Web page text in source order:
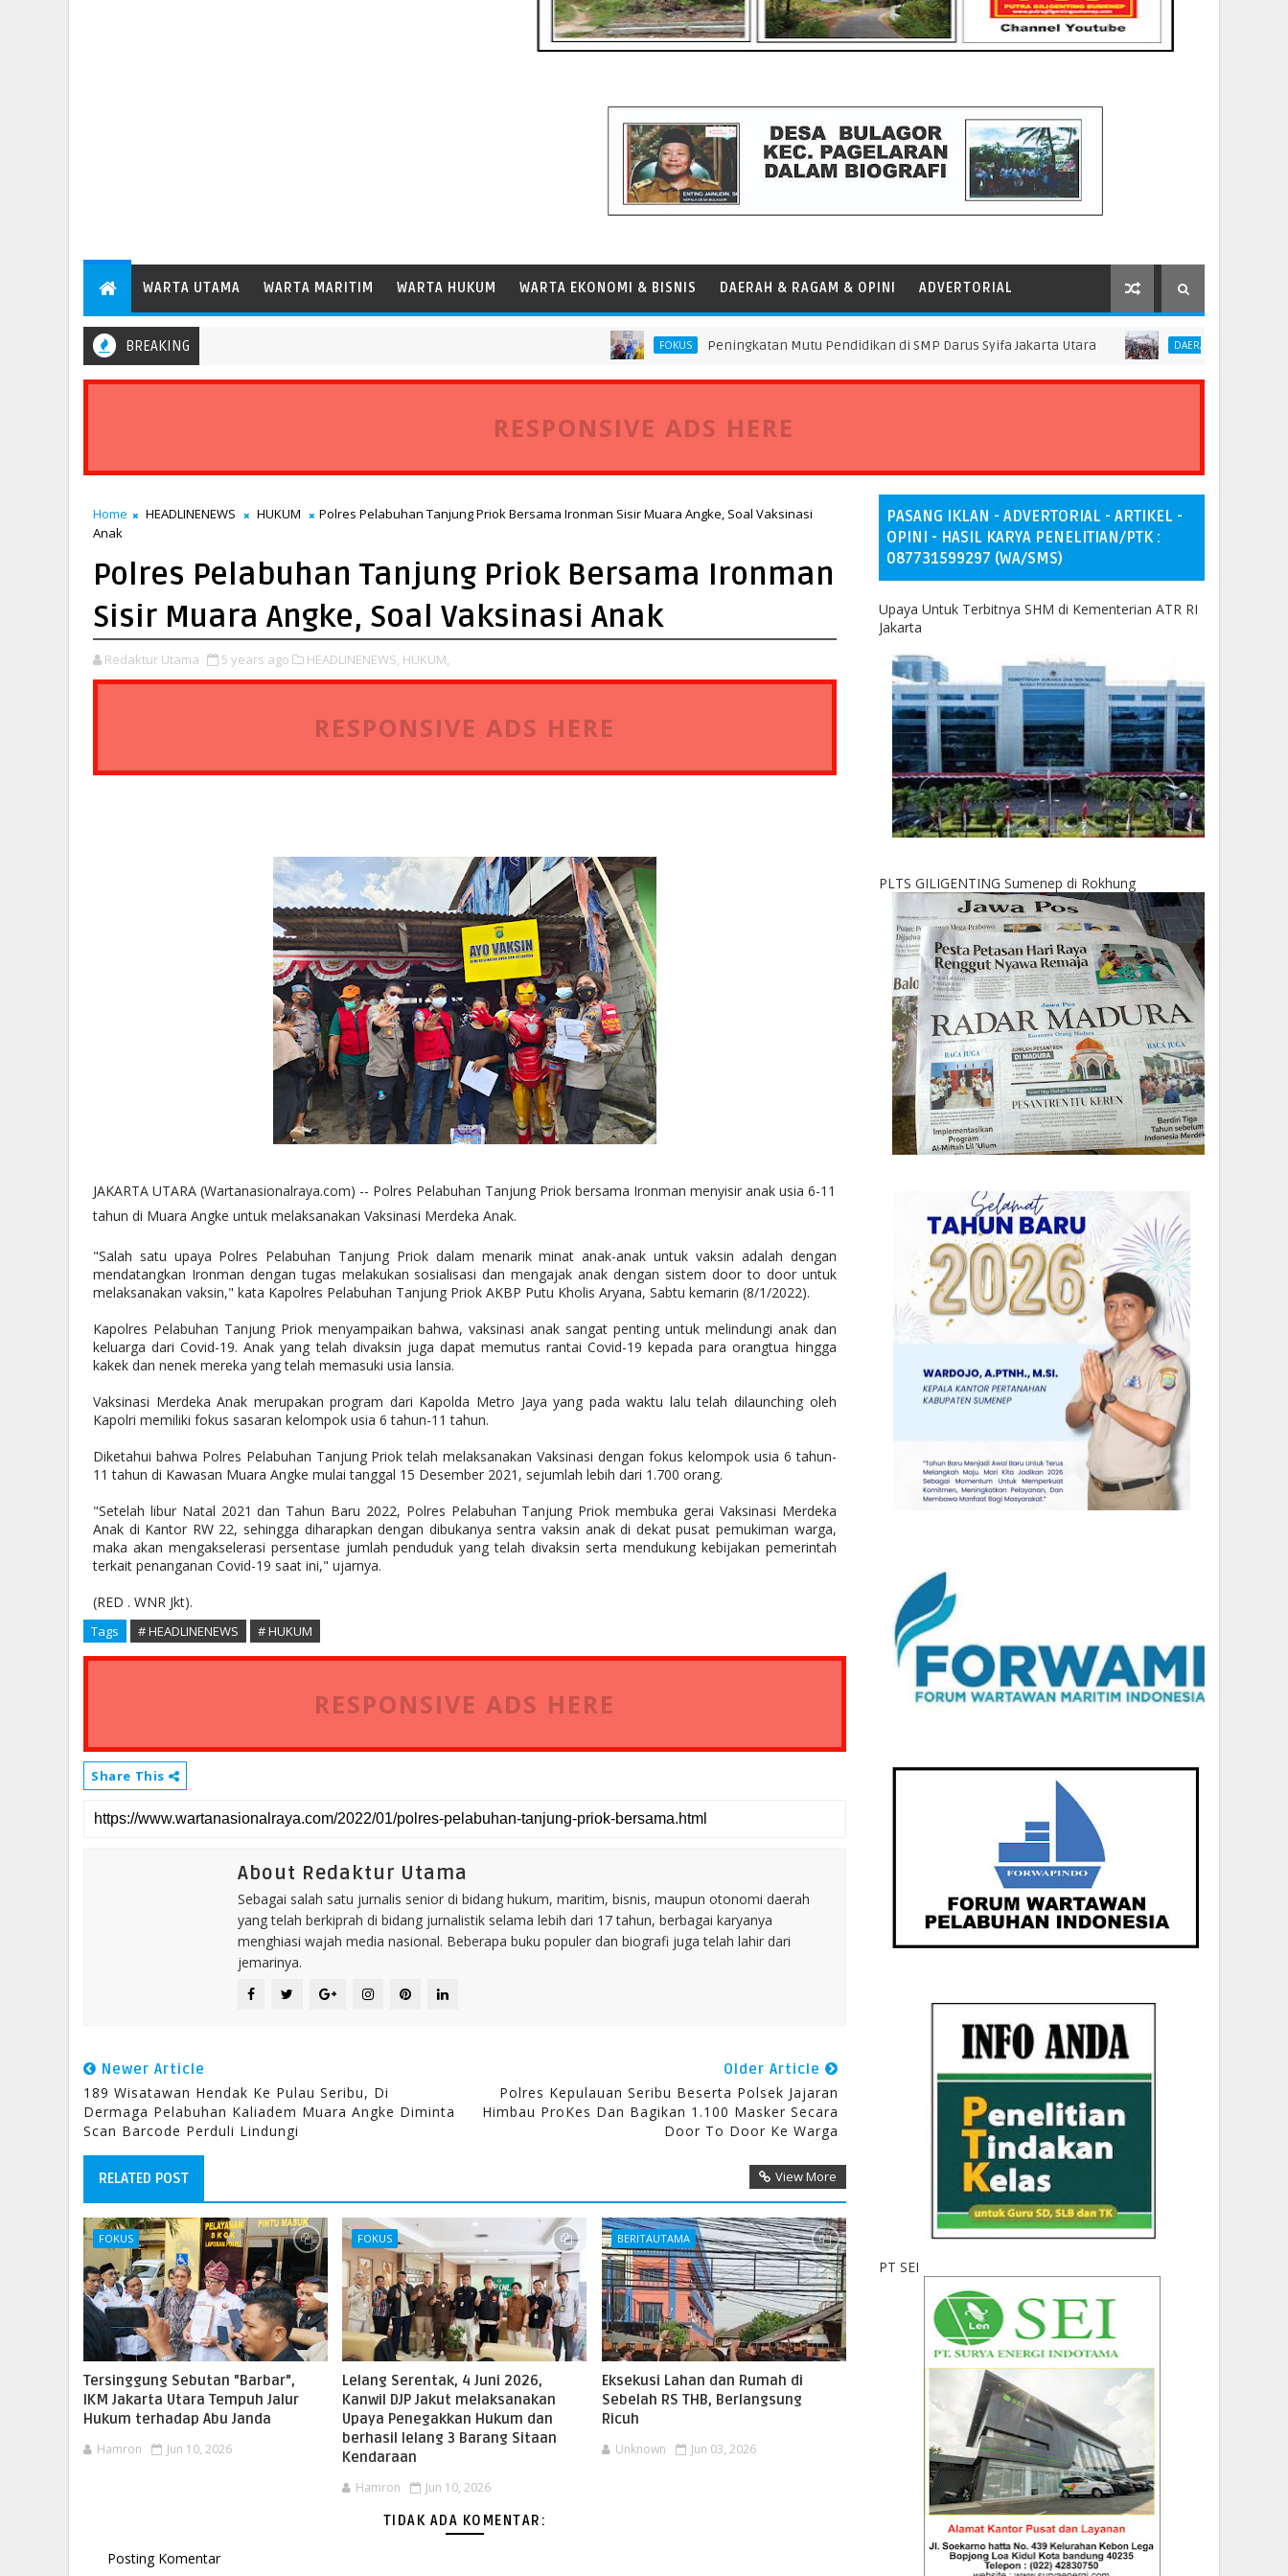
WARTA UTAMA WARTA MARITIM WARTA HUKUM WARTA EKONOMI & BISNIS DAERAH & RAGAM & OPINI ADVERTORIAL
BREAKING FOKUS Peningkatan Mutu Pendidikan di SMP Darus Syifa Jakarta Utara DAERAH Pascakejadian
35,6 Persen, Perkuat Peran Pelabuhan bagi Perekonomian Daerah
RESPONSIVE ADS HERE
Home HEADLINENEWS HUKUM
Polres Pelabuhan Tanjung Priok Bersama Ironman Sisir Muara Angke, Soal Vaksinasi
Anak
Polres Pelabuhan Tanjung Priok Bersama Ironman
Sisir Muara Angke, Soal Vaksinasi Anak
Redaktur Utama 5 years ago HEADLINENEWS, HUKUM,
RESPONSIVE ADS HERE
JAKARTA UTARA (Wartanasionalraya.com) -- Polres Pelabuhan Tanjung Priok bersama Ironman menyisir anak usia 6-11
tahun di Muara Angke untuk melaksanakan Vaksinasi Merdeka Anak.
"Salah satu upaya Polres Pelabuhan Tanjung Priok dalam menarik minat anak-anak untuk vaksin adalah dengan
mendatangkan Ironman dengan tugas melakukan sosialisasi dan mengajak anak dengan sistem door to door untuk
melaksanakan vaksin," kata Kapolres Pelabuhan Tanjung Priok AKBP Putu Kholis Aryana, Sabtu kemarin (8/1/2022).
Kapolres Pelabuhan Tanjung Priok menyampaikan bahwa, vaksinasi anak sangat penting untuk melindungi anak dan
keluarga dari Covid-19. Anak yang telah divaksin juga dapat memutus rantai Covid-19 kepada para orangtua hingga
kakek dan nenek mereka yang telah memasuki usia lansia.
Vaksinasi Merdeka Anak merupakan program dari Kapolda Metro Jaya yang pada waktu lalu telah dilaunching oleh
Kapolri memiliki fokus sasaran kelompok usia 6 tahun-11 tahun.
Diketahui bahwa Polres Pelabuhan Tanjung Priok telah melaksanakan Vaksinasi dengan fokus kelompok usia 6 tahun-
11 tahun di Kawasan Muara Angke mulai tanggal 15 Desember 2021, sejumlah lebih dari 1.700 orang.
"Setelah libur Natal 2021 dan Tahun Baru 2022, Polres Pelabuhan Tanjung Priok membuka gerai Vaksinasi Merdeka
Anak di Kantor RW 22, sehingga diharapkan dengan dibukanya sentra vaksin anak di dekat pusat pemukiman warga,
maka akan mengakselerasi persentase jumlah penduduk yang telah divaksin serta mendukung kebijakan pemerintah
terkait penanganan Covid-19 saat ini," ujarnya.
(RED . WNR Jkt).
Tags # HEADLINENEWS # HUKUM
RESPONSIVE ADS HERE
Share This
About Redaktur Utama
Sebagai salah satu jurnalis senior di bidang hukum, maritim, bisnis, maupun otonomi daerah
yang telah berkiprah di bidang jurnalistik selama lebih dari 17 tahun, berbagai karyanya
menghiasi wajah media nasional. Beberapa buku populer dan biografi juga telah lahir dari
jemarinya.
Newer Article
189 Wisatawan Hendak Ke Pulau Seribu, Di
Dermaga Pelabuhan Kaliadem Muara Angke Diminta
Scan Barcode Perduli Lindungi
Older Article
Polres Kepulauan Seribu Beserta Polsek Jajaran
Himbau ProKes Dan Bagikan 1.100 Masker Secara
Door To Door Ke Warga
RELATED POST View More
FOKUS
Tersinggung Sebutan "Barbar",
IKM Jakarta Utara Tempuh Jalur
Hukum terhadap Abu Janda
Hamron Jun 10, 2026
FOKUS
Lelang Serentak, 4 Juni 2026,
Kanwil DJP Jakut melaksanakan
Upaya Penegakkan Hukum dan
berhasil lelang 3 Barang Sitaan
Kendaraan
Hamron Jun 10, 2026
BERITAUTAMA
Eksekusi Lahan dan Rumah di
Sebelah RS THB, Berlangsung
Ricuh
Unknown Jun 03, 2026
TIDAK ADA KOMENTAR:
Posting Komentar
PASANG IKLAN - ADVERTORIAL - ARTIKEL -
OPINI - HASIL KARYA PENELITIAN/PTK :
087731599297 (WA/SMS)
Upaya Untuk Terbitnya SHM di Kementerian ATR RI
Jakarta
PLTS GILIGENTING Sumenep di Rokhung
PT SEI